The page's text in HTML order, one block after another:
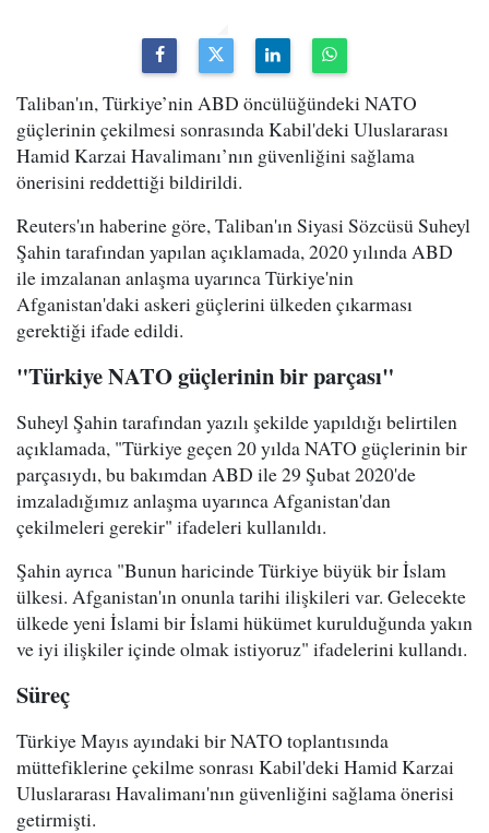
Taliban'ın, Türkiye’nin ABD öncülüğündeki NATO
güçlerinin çekilmesi sonrasında Kabil'deki Uluslararası
Hamid Karzai Havalimanı’nın güvenliğini sağlama
önerisini reddettiği bildirildi.
Reuters'ın haberine göre, Taliban'ın Siyasi Sözcüsü Suheyl
Şahin tarafından yapılan açıklamada, 2020 yılında ABD
ile imzalanan anlaşma uyarınca Türkiye'nin
Afganistan'daki askeri güçlerini ülkeden çıkarması
gerektiği ifade edildi.
"Türkiye NATO güçlerinin bir parçası"
Suheyl Şahin tarafından yazılı şekilde yapıldığı belirtilen
açıklamada, "Türkiye geçen 20 yılda NATO güçlerinin bir
parçasıydı, bu bakımdan ABD ile 29 Şubat 2020'de
imzaladığımız anlaşma uyarınca Afganistan'dan
çekilmeleri gerekir" ifadeleri kullanıldı.
Şahin ayrıca "Bunun haricinde Türkiye büyük bir İslam
ülkesi. Afganistan'ın onunla tarihi ilişkileri var. Gelecekte
ülkede yeni İslami bir İslami hükümet kurulduğunda yakın
ve iyi ilişkiler içinde olmak istiyoruz" ifadelerini kullandı.
Süreç
Türkiye Mayıs ayındaki bir NATO toplantısında
müttefiklerine çekilme sonrası Kabil'deki Hamid Karzai
Uluslararası Havalimanı'nın güvenliğini sağlama önerisi
getirmişti.